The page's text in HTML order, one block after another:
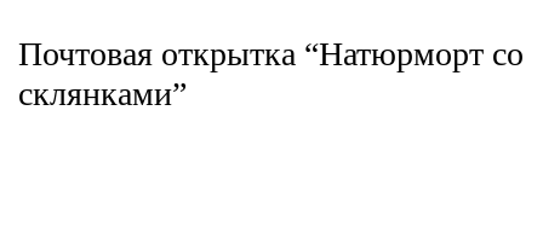
Почтовая открытка “Натюрморт со
склянками”